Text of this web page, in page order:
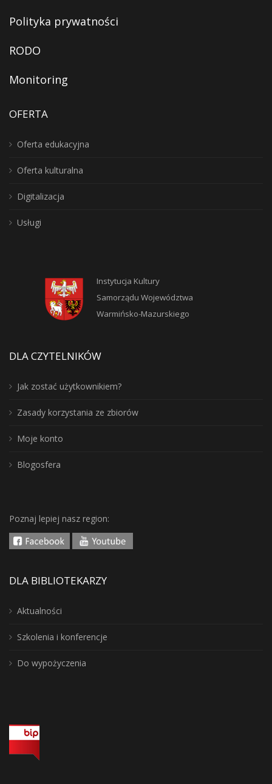
Polityka prywatności
RODO
Monitoring
OFERTA
Oferta edukacyjna
Oferta kulturalna
Digitalizacja
Usługi
Instytucja Kultury
Samorządu Województwa
Warmińsko-Mazurskiego
DLA CZYTELNIKÓW
Jak zostać użytkownikiem?
Zasady korzystania ze zbiorów
Moje konto
Blogosfera
Poznaj lepiej nasz region:
DLA BIBLIOTEKARZY
Aktualności
Szkolenia i konferencje
Do wypożyczenia